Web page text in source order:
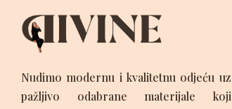
Nudimo modernu i kvalitetnu odjeću uz
pažljivo odabrane materijale koji